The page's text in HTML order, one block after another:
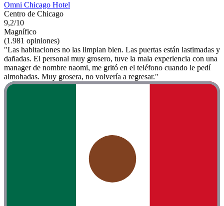
Omni Chicago Hotel
Centro de Chicago
9,2/10
Magnífico
(1.981 opiniones)
"Las habitaciones no las limpian bien. Las puertas están lastimadas y
dañadas. El personal muy grosero, tuve la mala experiencia con una
manager de nombre naomi, me gritó en el teléfono cuando le pedí
almohadas. Muy grosera, no volvería a regresar."